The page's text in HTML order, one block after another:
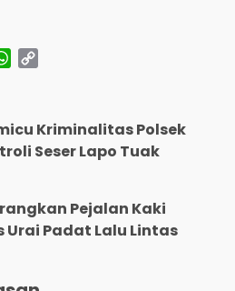
WhatsApp
Kriminalitas Polsek
Seser Lapo Tuak
Pejalan Kaki
Urai Padat Lalu Lintas